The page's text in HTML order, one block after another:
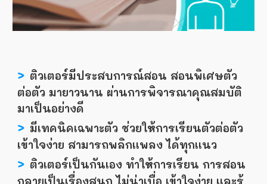
> ติวเตอร์มีประสบการณ์สอน สอนพิเศษตัว
ต่อตัว มายาวนาน ผ่านการพิจารณาคุณสมบัติ
มาเป็นอย่างดี
>มีเทคนิคเฉพาะตัว ช่วยให้การเรียนตัวต่อตัว
เข้าใจง่าย สามารถพลิกเเพลง ได้ทุกเเนว
> ติวเตอร์เป็นกันเอง ทำให้การเรียน การสอน
กลายเป็นเรื่องสนุก ไม่น่าเบื่อ เข้าใจง่าย เเละรู้